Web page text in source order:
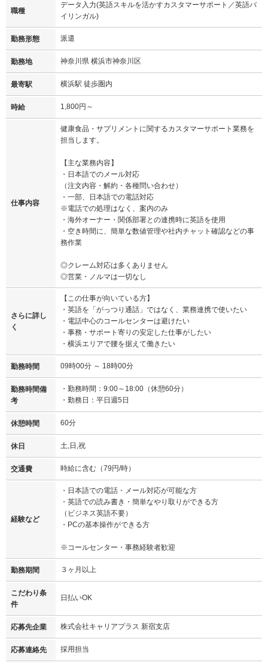
職種
データ入力(英語スキルを活かすカスタマーサポート／英語バ
イリンガル)
勤務形態 派遣
勤務地 神奈川県 横浜市神奈川区
最寄駅 横浜駅 徒歩圏内
時給 1,800円～
仕事内容
健康食品・サプリメントに関するカスタマーサポート業務を
担当します。
【主な業務内容】
・日本語でのメール対応
（注文内容・解約・各種問い合わせ）
・一部、日本語での電話対応
※電話での処理はなく、案内のみ
・海外オーナー・関係部署との連携時に英語を使用
・空き時間に、簡単な数値管理や社内チャット確認などの事
務作業
◎クレーム対応は多くありません
◎営業・ノルマは一切なし
さらに詳し
く
【この仕事が向いている方】
・英語を「がっつり通話」ではなく、業務連携で使いたい
・電話中心のコールセンターは避けたい
・事務・サポート寄りの安定した仕事がしたい
・横浜エリアで腰を据えて働きたい
勤務時間 09時00分 ～ 18時00分
勤務時間備
考
・勤務時間：9:00～18:00（休憩60分）
・勤務日：平日週5日
休憩時間 60分
休日 土,日,祝
交通費 時給に含む（79円/時）
経験など
・日本語での電話・メール対応が可能な方
・英語での読み書き・簡単なやり取りができる方
（ビジネス英語不要）
・PCの基本操作ができる方
※コールセンター・事務経験者歓迎
勤務期間 ３ヶ月以上
こだわり条
件
日払いOK
応募先企業 株式会社キャリアプラス 新宿支店
応募連絡先 採用担当